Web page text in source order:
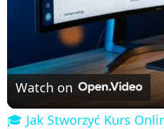
Watch on
🎓 Jak Stworzyć Kurs